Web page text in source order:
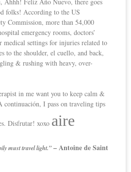
folks! According to the US
Commission, more than 54,000
emergency rooms, doctors’
medical settings for injuries related to
to the shoulder, el cuello, and back,
& rushing with heavy, over-
in me want you to keep calm &
I pass on traveling tips
Disfrutar! xoxo aire
must travel light.”– Antoine de Saint